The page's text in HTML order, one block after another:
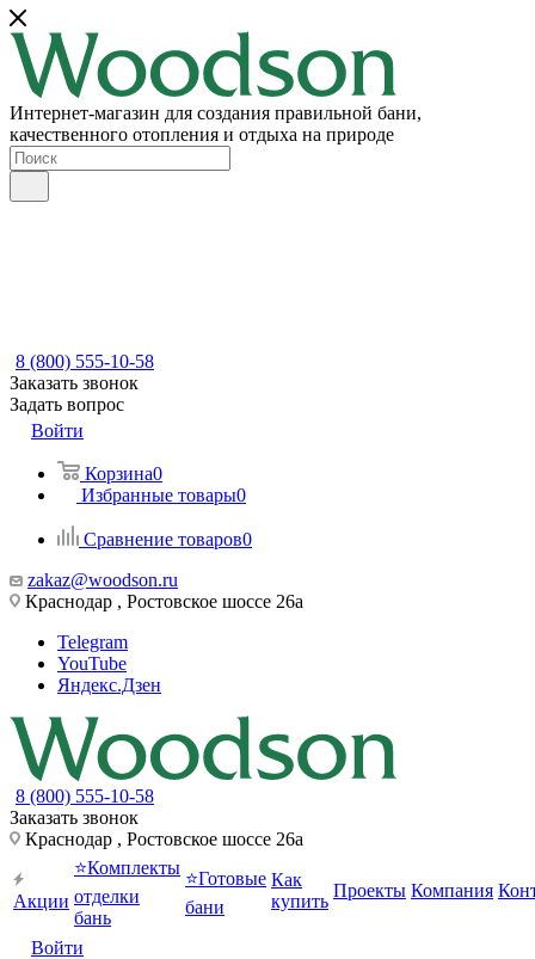
Интернет-магазин для создания правильной бани,
качественного отопления и отдыха на природе
8 (800) 555-10-58
Заказать звонок
Задать вопрос
Войти
Корзина0
Избранные товары0
Сравнение товаров0
zakaz@woodson.ru
Краснодар , Ростовское шоссе 26а
Telegram
YouTube
Яндекс.Дзен
8 (800) 555-10-58
Заказать звонок
Краснодар , Ростовское шоссе 26а
Акции
⭐Комплекты
отделки
бань
⭐Готовые
бани
Как
купить
Проекты Компания
Войти